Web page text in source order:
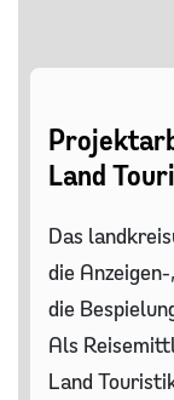
Land
Das
die
die
Als
Land